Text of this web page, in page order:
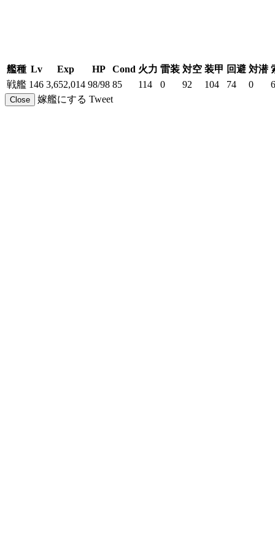
艦種 Lv Exp HP Cond 火力 雷装 対空 装甲 回避 対潜
戦艦 146 3,652,014 98/98 85 114 0 92 104 74 0
Close 嫁艦にする Tweet